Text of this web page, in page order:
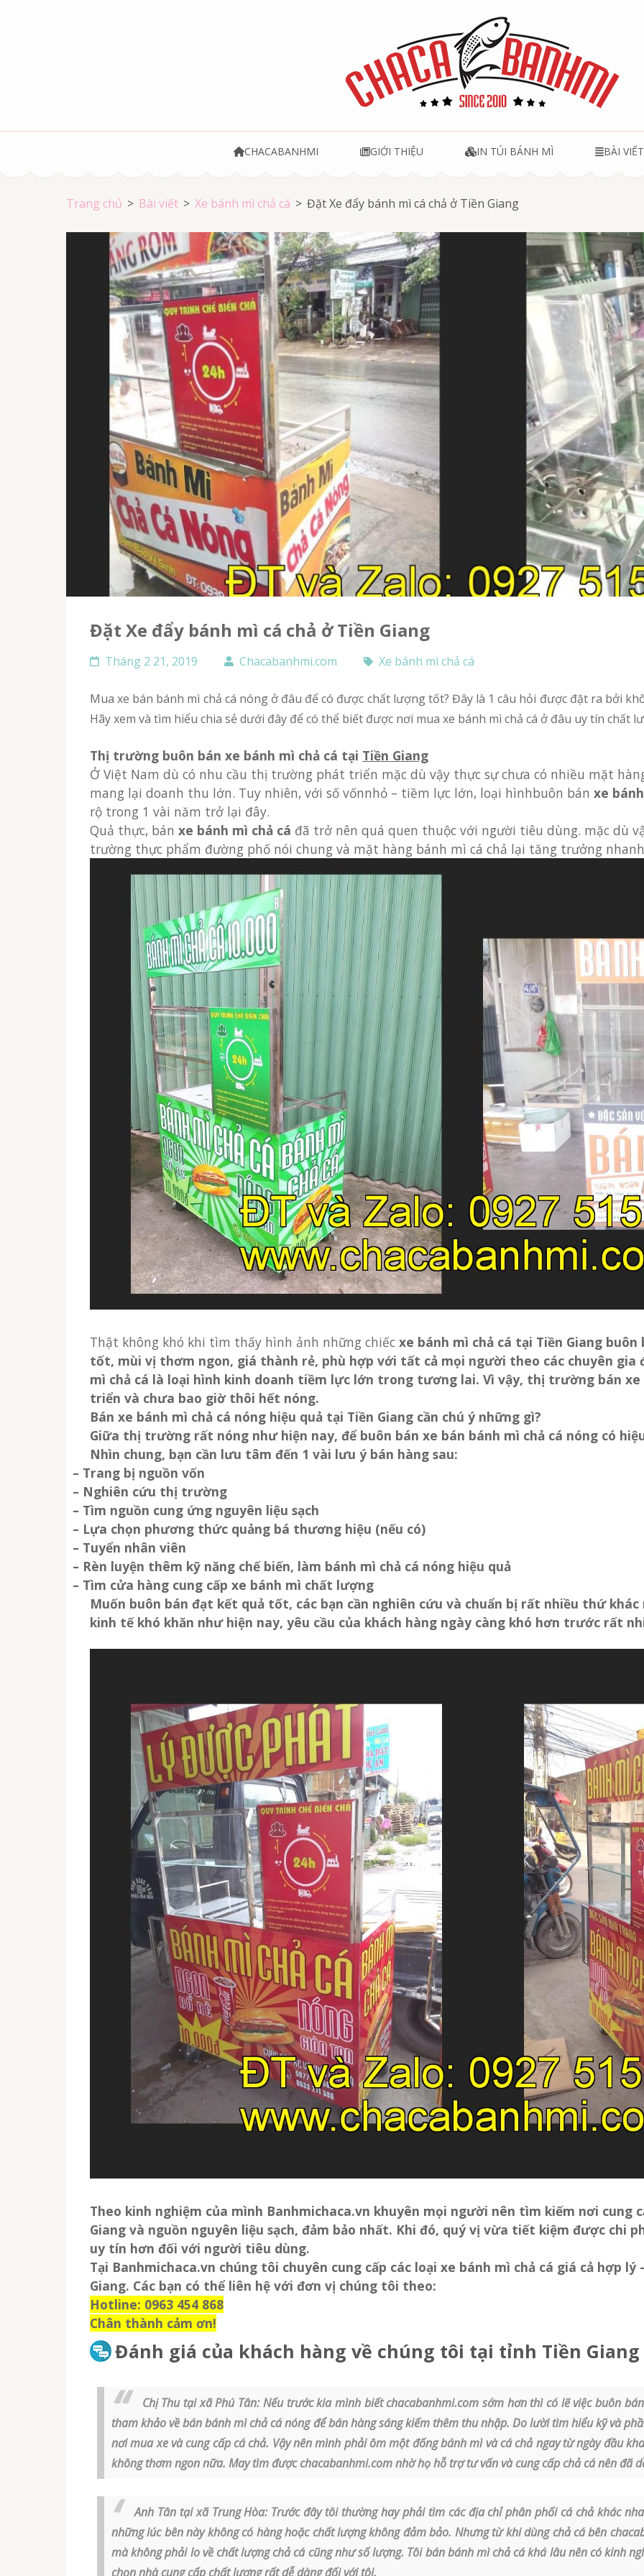
(ấn
Chả cá Vũng Tàu
CHACABANHMI GIỚI THIỆU IN TÚI BÁNH MÌ BÀI VIẾT
Trang chủ > Bài viết > Xe bánh mì chả cá > Đặt Xe đẩy bánh mì cá chả ở Tiền Giang
Đặt Xe đẩy bánh mì cá chả ở Tiền Giang
Tháng 2 21, 2019 Chacabanhmi.com Xe bánh mì chả cá
Mua xe bán bánh mì chả cá nóng ở đâu để có được chất lượng tốt? Đây là 1 câu hỏi được đặt ra bởi không ít khách hàng muốn kinh doanh lâu dài.
Hãy xem và tìm hiểu chia sẻ dưới đây để có thể biết được nơi mua xe bánh mì chả cá ở đâu uy tín chất
Thị trường buôn bán xe bánh mì chả cá tại Tiền Giang
Ở Việt Nam dù có nhu cầu thị trường phát triển mặc dù vậy thực sự chưa có nhiều mặt hàng bán đường phố nào hiệu quả và
mang lại doanh thu lớn. Tuy nhiên, với số vốnnhỏ – tiềm lực lớn, loại hìnhbuôn bán xe
rộ trong 1 vài năm trở lại đây.
Quả thực, bán xe bánh mì chả cá đã trở nên quá quen thuộc với người tiêu dùng. mặc dù
trường thực phẩm đường phố nói chung và mặt hàng bánh mì cá chả lại tăng trưởng
Thật không khó khi tìm thấy hình ảnh những chiếc xe bánh mì chả cá tại Tiền Giang
tốt, mùi vị thơm ngon, giá thành rẻ, phù hợp với tất cả mọi người theo các chuyên gia
mì chả cá là loại hình kinh doanh tiềm lực lớn trong tương lai. Vì vậy, thị trường bán xe
triển và chưa bao giờ thôi hết nóng.
bán xe bánh mì chả cá nóng hiệu quả tại Tiền Giang cần chú ý những gì?
Giữa thị trường rất nóng như hiện nay, để buôn bán xe bán bánh mì chả cá nóng có
Nhìn chung, bạn cần lưu tâm đến 1 vài lưu ý bán hàng sau:
– Trang bị nguồn vốn
– Nghiên cứu thị trường
– Tìm nguồn cung ứng nguyên liệu sạch
– Lựa chọn phương thức quảng bá thương hiệu (nếu có)
– Tuyển nhân viên
– Rèn luyện thêm kỹ năng chế biến, làm bánh mì chả cá nóng hiệu quả
– Tìm cửa hàng cung cấp xe bánh mì chất lượng
Muốn buôn bán đạt kết quả tốt, các bạn cần nghiên cứu và chuẩn bị rất nhiều thứ khác nhau. Đặc biệt giữa lúc tình hình
kinh tế khó khăn như hiện nay, yêu cầu của khách hàng ngày càng khó hơn trước rất
Theo kinh nghiệm của mình Banhmichaca.vn khuyên mọi người nên tìm kiếm nơi cung
Giang và nguồn nguyên liệu sạch, đảm bảo nhất. Khi đó, quý vị vừa tiết kiệm được chi
uy tín hơn đối với người tiêu dùng.
Tại Banhmichaca.vn chúng tôi chuyên cung cấp các loại xe bánh mì chả cá giá cả hợp
Giang. Các bạn có thể liên hệ với đơn vị chúng tôi theo:
Hotline: 0963 454 868
Chân thành cảm ơn!
Đánh giá của khách hàng về chúng tôi tại tỉnh Tiền Giang
Chị Thu tại xã Phú Tân: Nếu trước kia mình biết chacabanhmi.com sớm hơn thì có lẽ việc buôn
tham khảo về bán bánh mì chả cá nóng để bán hàng sáng kiếm thêm thu nhập. Do lười tìm hiểu kỹ và
nơi mua xe và cung cấp cá chả. Vậy nên mình phải ôm một đống bánh mì và cá chả ngay từ ngày đầu
không thơm ngon nữa. May tìm được chacabanhmi.com nhờ họ hỗ trợ tư vấn và cung cấp chả cá nên đã
Anh Tân tại xã Trung Hòa: Trước đây tôi thường hay phải tìm các địa chỉ phân phối cá chả khác
những lúc bên này không có hàng hoặc chất lượng không đảm bảo. Nhưng từ khi dùng chả cá bên
mà không phải lo về chất lượng chả cá cũng như số lượng. Tôi bán bánh mì chả cá khá lâu nên có kinh
chọn nhà cung cấp chất lượng rất dễ dàng đối với tôi.